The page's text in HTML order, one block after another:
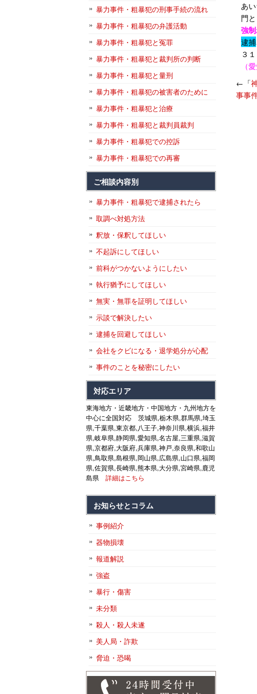
あ
門
強
逮捕
３
（
←「
事事
暴力事件・粗暴犯の刑事手続の流れ
暴力事件・粗暴犯の弁護活動
暴力事件・粗暴犯と冤罪
暴力事件・粗暴犯と裁判所の判断
暴力事件・粗暴犯と量刑
暴力事件・粗暴犯の被害者のために
暴力事件・粗暴犯と治療
暴力事件・粗暴犯と裁判員裁判
暴力事件・粗暴犯での控訴
暴力事件・粗暴犯での再審
ご相談内容別
暴力事件・粗暴犯で逮捕されたら
取調べ対処方法
釈放・保釈してほしい
不起訴にしてほしい
前科がつかないようにしたい
執行猶予にしてほしい
無実・無罪を証明してほしい
示談で解決したい
逮捕を回避してほしい
会社をクビになる・退学処分が心配
事件のことを秘密にしたい
対応エリア
東海地方・近畿地方・中国地方・九州地方を
中心に全国対応 茨城県,栃木県,群馬県,埼玉
県,千葉県,東京都,八王子,神奈川県,横浜,福井
県,岐阜県,静岡県,愛知県,名古屋,三重県,滋賀
県,京都府,大阪府,兵庫県,神戸,奈良県,和歌山
県,鳥取県,島根県,岡山県,広島県,山口県,福岡
県,佐賀県,長崎県,熊本県,大分県,宮崎県,鹿児
島県 詳細はこちら
お知らせとコラム
事例紹介
器物損壊
報道解説
強盗
暴行・傷害
未分類
殺人・殺人未遂
美人局・詐欺
脅迫・恐喝